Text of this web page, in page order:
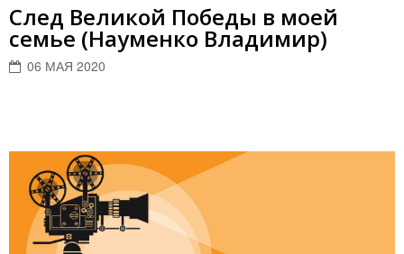
След Великой Победы в моей
семье (Науменко Владимир)
06 МАЯ 2020